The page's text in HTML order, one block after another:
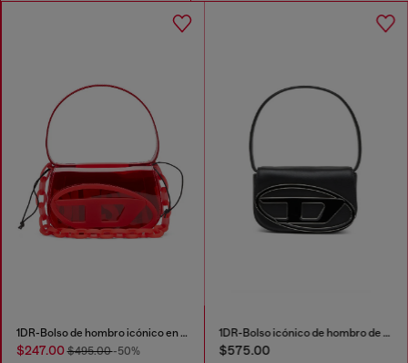
1DR-Bolso de hombro icónico en TPU transparente
$247.00$495.00-50%
1DR-Bolso icónico de hombro de cuero napa
$575.00